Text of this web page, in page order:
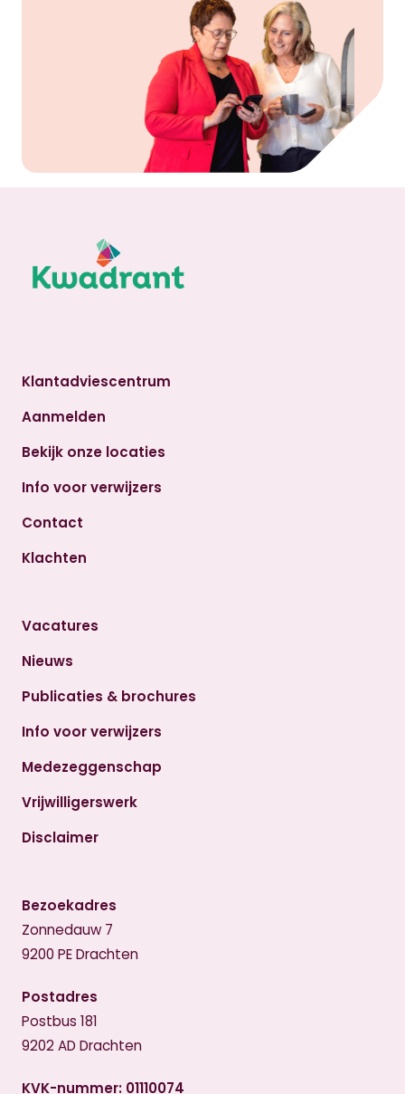
Klantadviescentrum
Aanmelden
Bekijk onze locaties
Info voor verwijzers
Contact
Klachten
Vacatures
Nieuws
Publicaties & brochures
Info voor verwijzers
Medezeggenschap
Vrijwilligerswerk
Disclaimer
Bezoekadres
Zonnedauw 7
9200 PE Drachten
Postadres
Postbus 181
9202 AD Drachten
KVK-nummer: 01110074